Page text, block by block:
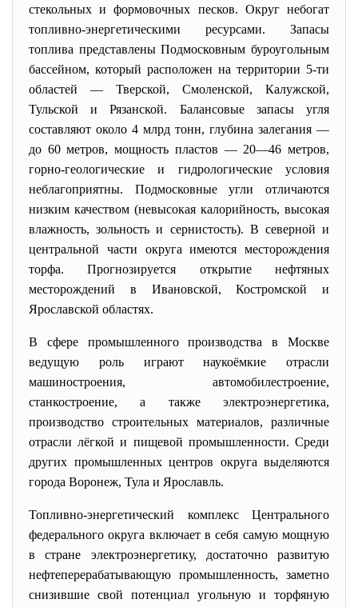
стекольных и формовочных песков. Округ небогат
топливно-энергетическими ресурсами. Запасы
топлива представлены Подмосковным буроугольным
бассейном, который расположен на территории 5-ти
областей — Тверской, Смоленской, Калужской,
Тульской и Рязанской. Балансовые запасы угля
составляют около 4 млрд тонн, глубина залегания —
до 60 метров, мощность пластов — 20—46 метров,
горно-геологические и гидрологические условия
неблагоприятны. Подмосковные угли отличаются
низким качеством (невысокая калорийность, высокая
влажность, зольность и сернистость). В северной и
центральной части округа имеются месторождения
торфа. Прогнозируется открытие нефтяных
месторождений в Ивановской, Костромской и
Ярославской областях.
В сфере промышленного производства в Москве
ведущую роль играют наукоёмкие отрасли
машиностроения, автомобилестроение,
станкостроение, а также электроэнергетика,
производство строительных материалов, различные
отрасли лёгкой и пищевой промышленности. Среди
других промышленных центров округа выделяются
города Воронеж, Тула и Ярославль.
Топливно-энергетический комплекс Центрального
федерального округа включает в себя самую мощную
в стране электроэнергетику, достаточно развитую
нефтеперерабатывающую промышленность, заметно
снизившие свой потенциал угольную и торфяную